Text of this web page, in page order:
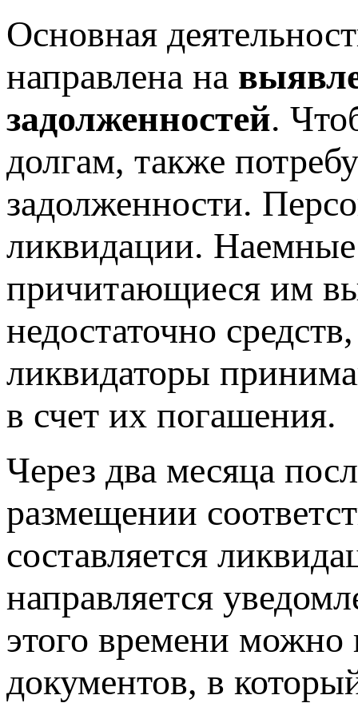
Основная
направлена на
задолженностей.
долгам, также
задолженности.
ликвидации.
причитающиеся им
недостаточно
ликвидаторы
в счет их погашения.
Через два месяца
размещении
составляется
направляется
этого времени можно
документов, в